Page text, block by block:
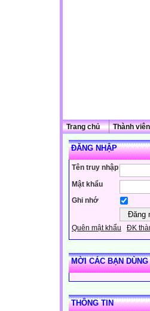
Trang chủ Thành viên
ĐĂNG NHẬP
Tên truy nhập
Mật khẩu
Ghi nhớ
Quên mật khẩu ĐK
MỜI CÁC BẠN DÙNG
THÔNG TIN